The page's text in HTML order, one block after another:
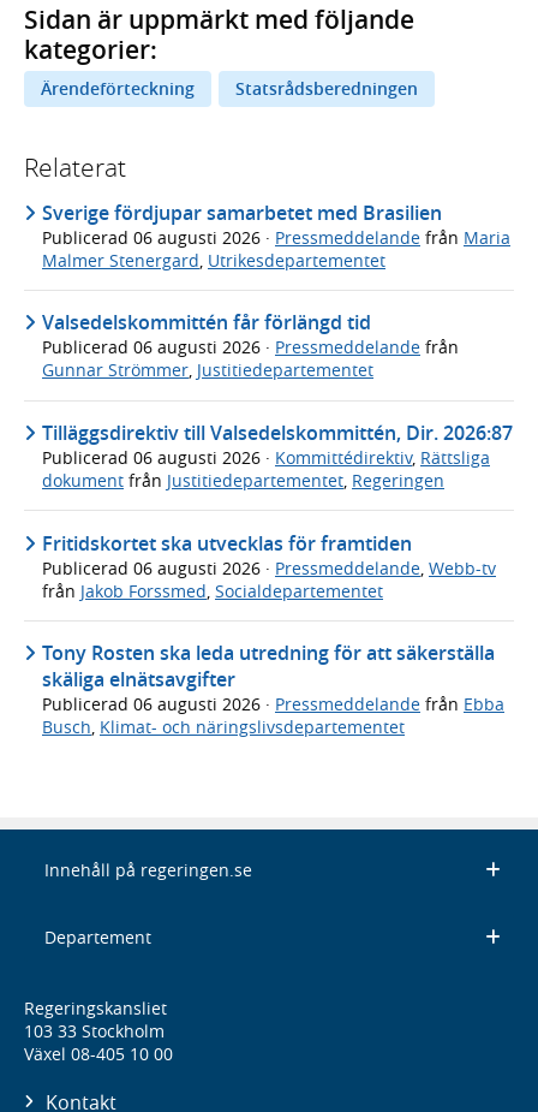
Sidan är uppmärkt med följande
kategorier:
Ärendeförteckning Statsrådsberedningen
Relaterat
Sverige fördjupar samarbetet med Brasilien
Publicerad 06 augusti 2026 · Pressmeddelande från Maria
Malmer Stenergard Utrikesdepartementet
Valsedelskommittén får förlängd tid
Publicerad 06 augusti 2026 · Pressmeddelande från
Gunnar Strömmer, Justitiedepartementet
Tilläggsdirektiv till Valsedelskommittén, Dir. 2026:87
Publicerad 06 augusti 2026 · Kommittédirektiv, Rättsliga
dokument från Justitiedepartementet, Regeringen
Fritidskortet ska utvecklas för framtiden
Publicerad 06 augusti 2026 · Pressmeddelande Webb-tv
från Jakob Forssmed Socialdepartementet
Tony Rosten ska leda utredning för att säkerställa
skäliga elnätsavgifter
Publicerad 06 augusti 2026 · Pressmeddelande från Ebba
Busch, Klimat- och näringslivsdepartementet
Innehåll på regeringen.se
Departement
Regeringskansliet
103 33 Stockholm
Växel 08-405 10 00
Kontakt